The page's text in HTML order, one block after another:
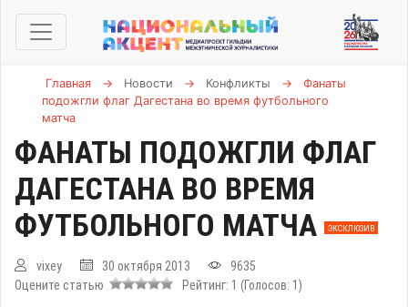
Главная → Новости → Конфликты →
Фанаты
подожгли флаг Дагестана во время футбольного
матча
ФАНАТЫ ПОДОЖГЛИ ФЛАГ
ДАГЕСТАНА ВО ВРЕМЯ
ФУТБОЛЬНОГО МАТЧА
ЭКСКЛЮЗИВ
vixey 30 октября 2013
9635
Оцените статью
Рейтинг: 1 (Голосов: 1 )